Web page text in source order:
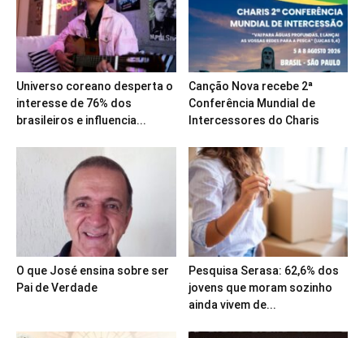
Universo coreano desperta o
interesse de 76% dos
brasileiros e influencia...
Canção Nova recebe 2ª
Conferência Mundial de
Intercessores do Charis
O que José ensina sobre ser
Pai de Verdade
Pesquisa Serasa: 62,6% dos
jovens que moram sozinho
ainda vivem de...